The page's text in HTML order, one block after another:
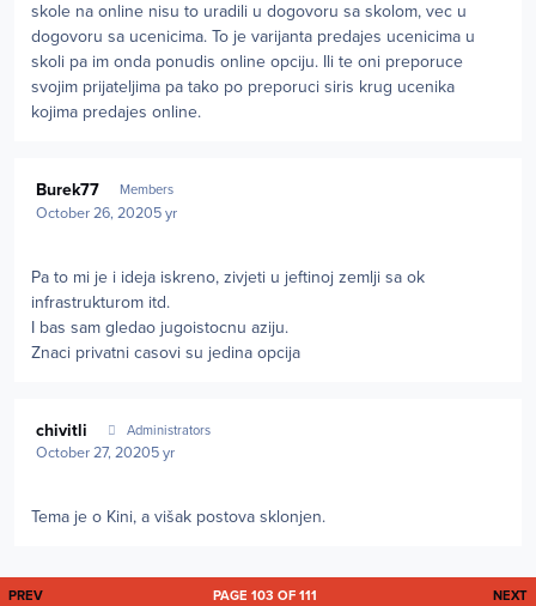
skole na online nisu to uradili u dogovoru sa skolom, vec u
dogovoru sa ucenicima. To je varijanta predajes ucenicima u
skoli pa im onda ponudis online opciju. Ili te oni preporuce
svojim prijateljima pa tako po preporuci siris krug ucenika
kojima predajes online.
Burek77 Members
October 26, 20205 yr
Pa to mi je i ideja iskreno, zivjeti u jeftinoj zemlji sa ok
infrastrukturom itd.
I bas sam gledao jugoistocnu aziju.
Znaci privatni casovi su jedina opcija
chivitli Administrators
October 27, 20205 yr
Tema je o Kini, a višak postova sklonjen.
FIRST PAGE
PREV NEXT
PAGE 103 OF 111